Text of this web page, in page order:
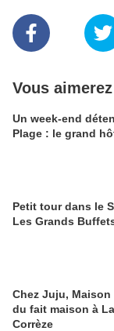
Vous
Un week-end
Plage : le grand
Petit tour dans le
Les Grands
Chez Juju,
du fait maison à
Corrèze